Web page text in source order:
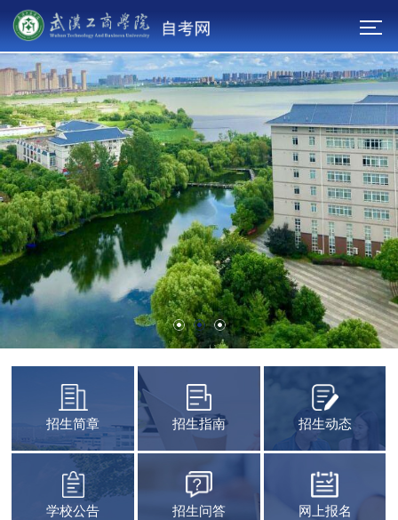
招生简章 招生指南 招生动态
学校公告 招生问答 网上报名